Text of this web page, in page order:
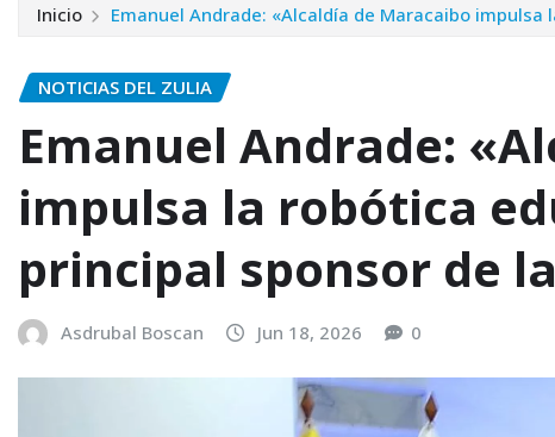
Inicio Emanuel Andrade: «Alcaldía de Maracaibo
NOTICIAS DEL ZULIA
Emanuel Andrade:
impulsa la robótica
principal sponsor de la
Asdrubal Boscan Jun 18, 2026 0